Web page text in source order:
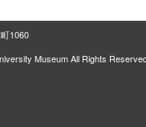
1060
Museum All Rights